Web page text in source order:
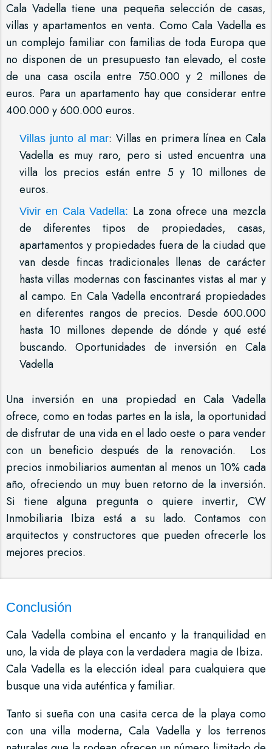
Cala Vadella tiene una pequeña selección de casas,
villas y apartamentos en venta. Como Cala Vadella es
un complejo familiar con familias de toda Europa que
no disponen de un presupuesto tan elevado, el coste
de una casa oscila entre 750.000 y 2 millones de
euros. Para un apartamento hay que considerar entre
400.000 y 600.000 euros.
Villas junto al mar: Villas en primera línea en Cala
Vadella es muy raro, pero si usted encuentra una
villa los precios están entre 5 y 10 millones de
euros.
Vivir en Cala Vadella: La zona ofrece una mezcla
de diferentes tipos de propiedades, casas,
apartamentos y propiedades fuera de la ciudad que
van desde fincas tradicionales llenas de carácter
hasta villas modernas con fascinantes vistas al mar y
al campo. En Cala Vadella encontrará propiedades
en diferentes rangos de precios. Desde 600.000
hasta 10 millones depende de dónde y qué esté
buscando. Oportunidades de inversión en Cala
Vadella
Una inversión en una propiedad en Cala Vadella
ofrece, como en todas partes en la isla, la oportunidad
de disfrutar de una vida en el lado oeste o para vender
con un beneficio después de la renovación. Los
precios inmobiliarios aumentan al menos un 10% cada
año, ofreciendo un muy buen retorno de la inversión.
Si tiene alguna pregunta o quiere invertir, CW
Inmobiliaria Ibiza está a su lado. Contamos con
arquitectos y constructores que pueden ofrecerle los
mejores precios.
Conclusión
Cala Vadella combina el encanto y la tranquilidad en
uno, la vida de playa con la verdadera magia de Ibiza.
Cala Vadella es la elección ideal para cualquiera que
busque una vida auténtica y familiar.
Tanto si sueña con una casita cerca de la playa como
con una villa moderna, Cala Vadella y los terrenos